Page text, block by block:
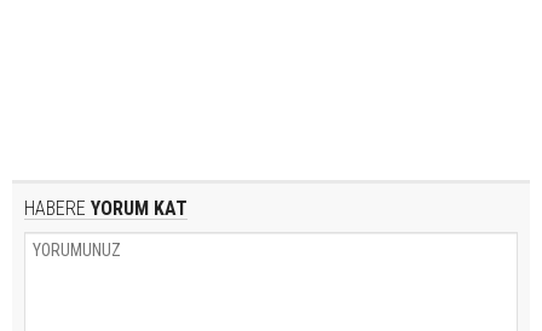
HABERE YORUM KAT